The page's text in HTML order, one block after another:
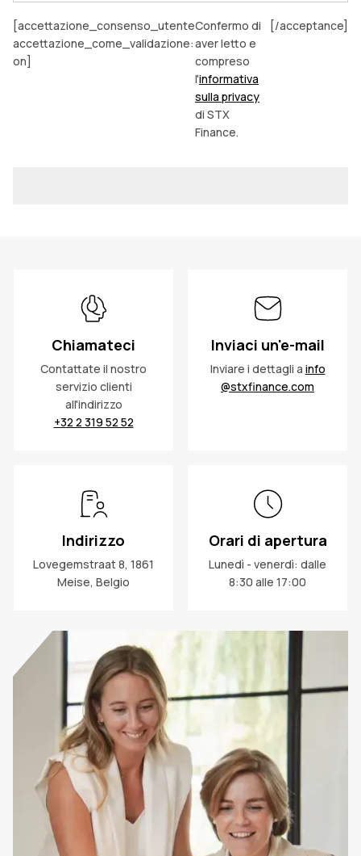
[accettazione_consenso_utente
accettazione_come_validazione:
on]
Confermo di
aver letto e
compreso
l'informativa
sulla privacy
di STX
Finance.
[/acceptance]
Chiamateci
Contattate il nostro
servizio clienti
all'indirizzo
+32 2 319 52 52
Inviaci un'e-mail
Inviare i dettagli a info
@stxfinance.com
Indirizzo
Lovegemstraat 8, 1861
Meise, Belgio
Orari di apertura
Lunedì - venerdì: dalle
8:30 alle 17:00